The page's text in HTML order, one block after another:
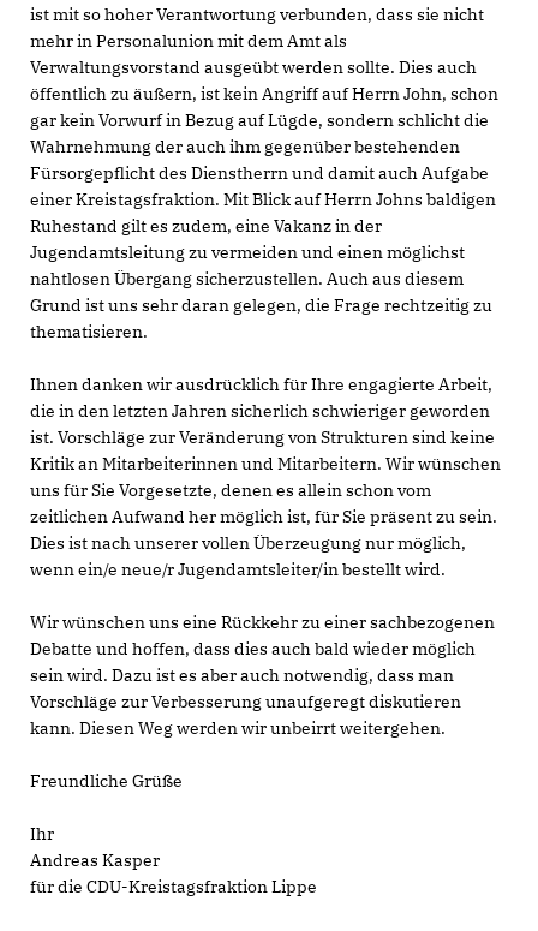
ist mit so hoher Verantwortung verbunden, dass sie nicht
mehr in Personalunion mit dem Amt als
Verwaltungsvorstand ausgeübt werden sollte. Dies auch
öffentlich zu äußern, ist kein Angriff auf Herrn John, schon
gar kein Vorwurf in Bezug auf Lügde, sondern schlicht die
Wahrnehmung der auch ihm gegenüber bestehenden
Fürsorgepflicht des Dienstherrn und damit auch Aufgabe
einer Kreistagsfraktion. Mit Blick auf Herrn Johns baldigen
Ruhestand gilt es zudem, eine Vakanz in der
Jugendamtsleitung zu vermeiden und einen möglichst
nahtlosen Übergang sicherzustellen. Auch aus diesem
Grund ist uns sehr daran gelegen, die Frage rechtzeitig zu
thematisieren.
Ihnen danken wir ausdrücklich für Ihre engagierte Arbeit,
die in den letzten Jahren sicherlich schwieriger geworden
ist. Vorschläge zur Veränderung von Strukturen sind keine
Kritik an Mitarbeiterinnen und Mitarbeitern. Wir wünschen
uns für Sie Vorgesetzte, denen es allein schon vom
zeitlichen Aufwand her möglich ist, für Sie präsent zu sein.
Dies ist nach unserer vollen Überzeugung nur möglich,
wenn ein/e neue/r Jugendamtsleiter/in bestellt wird.
Wir wünschen uns eine Rückkehr zu einer sachbezogenen
Debatte und hoffen, dass dies auch bald wieder möglich
sein wird. Dazu ist es aber auch notwendig, dass man
Vorschläge zur Verbesserung unaufgeregt diskutieren
kann. Diesen Weg werden wir unbeirrt weitergehen.
Freundliche Grüße
Ihr
Andreas Kasper
für die CDU-Kreistagsfraktion Lippe